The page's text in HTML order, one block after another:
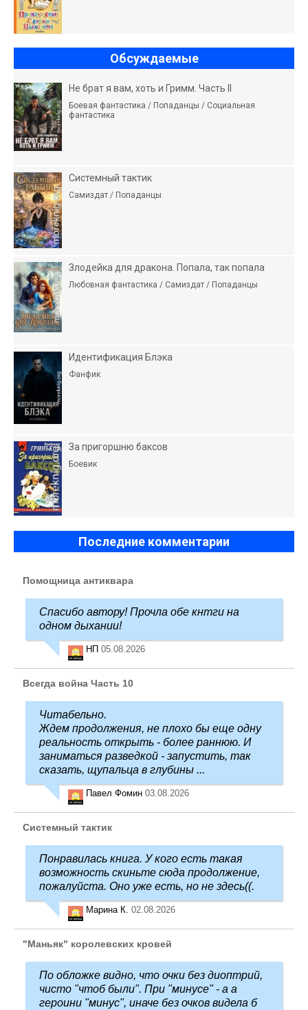
Обсуждаемые
Не брат я вам, хоть и Гримм. Часть II
Боевая фантастика / Попаданцы / Социальная
фантастика
Системный тактик
Самиздат / Попаданцы
Злодейка для дракона. Попала, так попала
Любовная фантастика / Самиздат / Попаданцы
Идентификация Блэка
Фанфик
За пригоршню баксов
Боевик
Последние комментарии
Помощница антиквара
Спасибо автору! Прочла обе кнтги на
одном дыхании!
НП 05.08.2026
Всегда война Часть 10
Читабельно.
Ждем продолжения, не плохо бы еще одну
реальность открыть - более раннюю. И
заниматься разведкой - запустить, так
сказать, щупальца в глубины ...
Павел Фомин 03.08.2026
Системный тактик
Понравилась книга. У кого есть такая
возможность скиньте сюда продолжение,
пожалуйста. Оно уже есть, но не здесь((.
Марина К. 02.08.2026
"Маньяк" королевских кровей
По обложке видно, что очки без диоптрий,
чисто "чтоб были". При "минусе" - а а
героини "минус", иначе без очков видела б